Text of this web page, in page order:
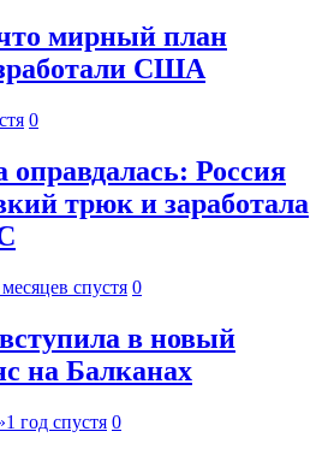
мирный план
США
0
Россия
трюк и заработала
спустя 0
в новый
на Балканах
1 год спустя 0